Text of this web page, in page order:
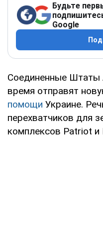
Будьте
Google
Соединенные
время отправят
помощи Украине.
перехватчиков для
комплексов Patriot и